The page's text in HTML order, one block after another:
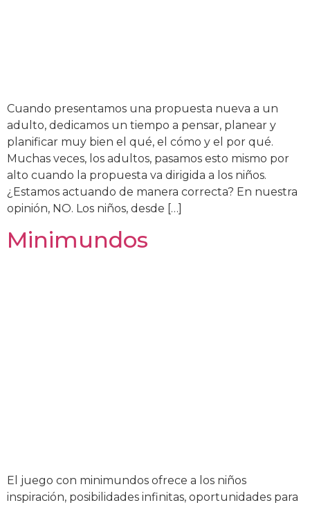
Cuando presentamos una propuesta nueva a un
adulto, dedicamos un tiempo a pensar, planear y
planificar muy bien el qué, el cómo y el por qué.
Muchas veces, los adultos, pasamos esto mismo por
alto cuando la propuesta va dirigida a los niños.
¿Estamos actuando de manera correcta? En nuestra
opinión, NO. Los niños, desde […]
Minimundos
El juego con minimundos ofrece a los niños
inspiración, posibilidades infinitas, oportunidades para